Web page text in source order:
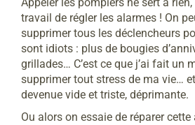
travail de régler les alarmes ! On
supprimer tous les déclencheurs
sont idiots : plus de bougies
grillades… C’est ce que j’ai fait un
supprimer tout stress de ma vie…
devenue vide et triste, déprimante.
Ou alors on essaie de réparer